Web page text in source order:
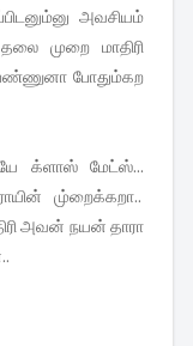
அவசியம்
முறை மாதிரி
பண்ணுனா போதும்கற
க்ளாஸ் மேட்ஸ்...
மு்றைக்கறா..
அவன் நயன் தாரா